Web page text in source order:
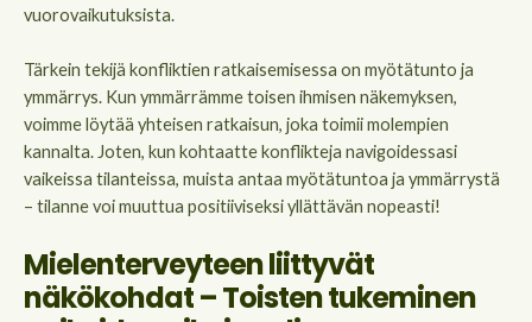
vuorovaikutuksista.
Tärkein tekijä konfliktien ratkaisemisessa on myötätunto ja
ymmärrys. Kun ymmärrämme toisen ihmisen näkemyksen,
voimme löytää yhteisen ratkaisun, joka toimii molempien
kannalta. Joten, kun kohtaatte konflikteja navigoidessasi
vaikeissa tilanteissa, muista antaa myötätuntoa ja ymmärrystä
– tilanne voi muuttua positiiviseksi yllättävän nopeasti!
Mielenterveyteen liittyvät
näkökohdat – Toisten tukeminen